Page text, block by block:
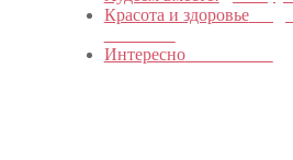
Красота и здоровьеУход
ИнтересноОбо всем…